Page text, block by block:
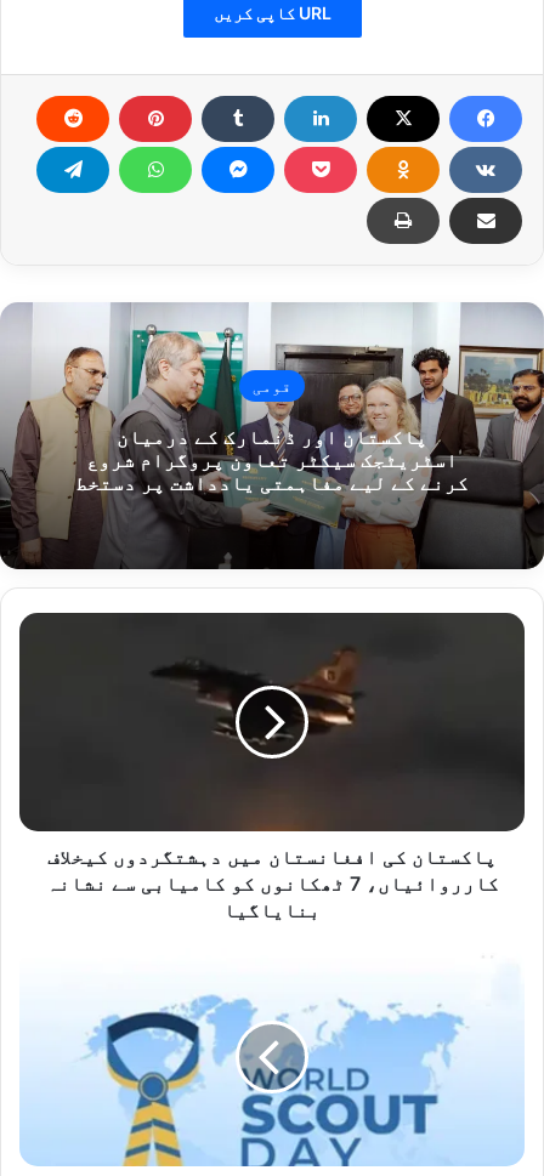
URL کاپی کریں
قومی
پاکستان اور ڈنمارک کے درمیان
اسٹریٹجک سیکٹر تعاون پروگرام شروع
کرنے کے لیے مفاہمتی یادداشت پر دستخط
پاکستان
ٹھکانوں
کامیابی
پاکستان کی افغانستان میں دہشتگردوں کیخلاف
کارروائیاں، 7 ٹھکانوں کو کامیابی سے نشانہ
بنایاگیا
اسکاؤٹس:
کو